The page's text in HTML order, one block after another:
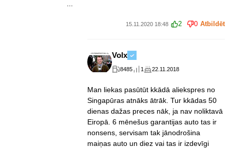
15.11.2020 18:48 2 0 Atbildēt
Volx
8485 1 22.11.2018
Man liekas pasūtūt kkādā aliekspres no
Singapūras atnāks ātrāk. Tur kkādas 50
dienas dažas preces nāk, ja nav noliktavā
Eiropā. 6 mēnešus garantijas auto tas ir
nonsens, servisam tak jānodrošina
maiņas auto un diez vai tas ir izdevīgi